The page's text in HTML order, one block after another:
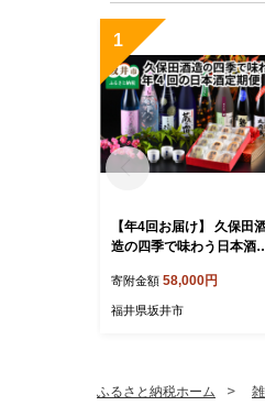
1
【年4回お届け】 久保田
造の四季で味わう日本酒
ケ付き～ 定期便 純米吟醸
純米原酒 純米吟醸生貯蔵原
ル 米どころ 冷蔵保存 ギフ
寄附金額 58,000円
福井県坂井市
ふるさと納税ホーム